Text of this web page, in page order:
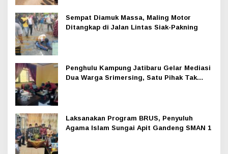
Sempat Diamuk Massa, Maling Motor
Ditangkap di Jalan Lintas Siak-Pakning
Penghulu Kampung Jatibaru Gelar Mediasi
Dua Warga Srimersing, Satu Pihak Tak
Laksanakan Program BRUS, Penyuluh
Agama Islam Sungai Apit Gandeng SMAN 1